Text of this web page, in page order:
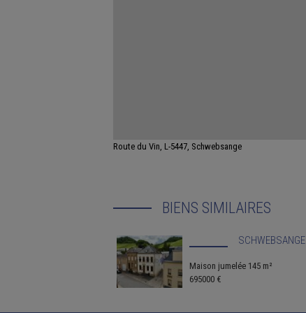
Route du Vin, L-5447, Schwebsange
BIENS SIMILAIRES
SCHWEBSANGE
Maison jumelée 145 m²
695000 €